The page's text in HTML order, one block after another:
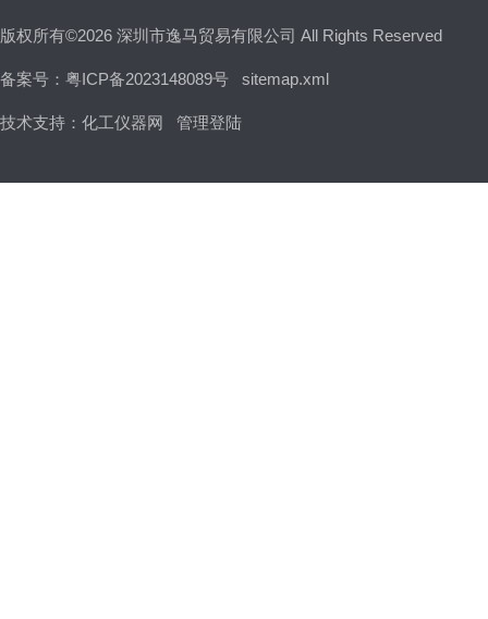
版权所有©2026 深圳市逸马贸易有限公司 All Rights Reserved
备案号：粤ICP备2023148089号 sitemap.xml
技术支持： 化工仪器网 管理登陆